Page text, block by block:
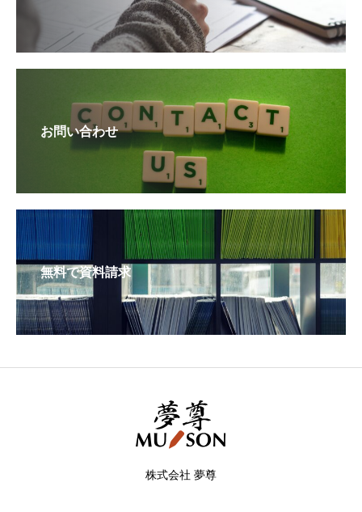
お問い合わせ
無料で資料請求
株式会社 夢尊